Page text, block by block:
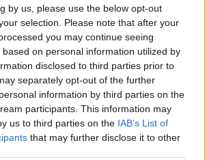
by us, please use the below opt-out
selection. Please note that after your
you may continue seeing
on personal information utilized by
disclosed to third parties prior to
separately opt-out of the further
information by third parties on the
participants. This information may
us to third parties on the IAB’s List of
that may further disclose it to other
nem látott magasságba szökésében
az acélgyártó Gerdai 2.6%-akl került
várakozásokat felülmúló első
tett közzé. A fentiek kedvező
időszakban amúgy is ismét
melyek a fentiek
felfelé...